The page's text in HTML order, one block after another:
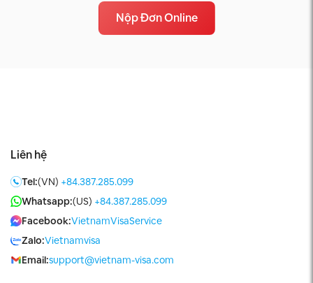
Nộp Đơn Online
Liên hệ
Tel:(VN) +84.387.285.099
Whatsapp:(US) +84.387.285.099
Facebook:VietnamVisaService
Zalo:Vietnamvisa
Email:support@vietnam-visa.com